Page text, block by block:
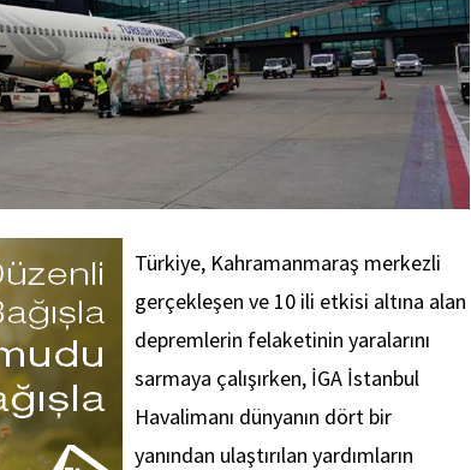
Türkiye, Kahramanmaraş merkezli
gerçekleşen ve 10 ili etkisi altına alan
depremlerin felaketinin yaralarını
sarmaya çalışırken, İGA İstanbul
Havalimanı dünyanın dört bir
yanından ulaştırılan yardımların